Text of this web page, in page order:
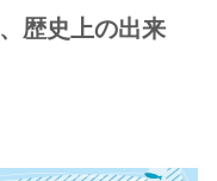
歴史上の出来